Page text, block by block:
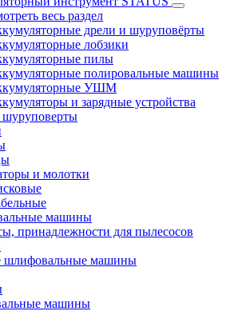
весь раздел
дрели и шуруповёрты
лобзики
пилы
полировальные машины
УШМ
и зарядные устройства
и молотки
машины
принадлежности для пылесосов
шлифовальные машины
машины